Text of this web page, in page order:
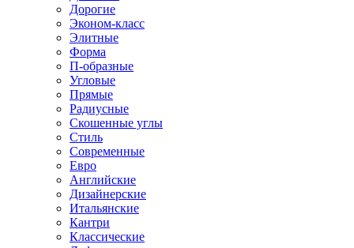
Дорогие
Эконом-класс
Элитные
Форма
П-образные
Угловые
Прямые
Радиусные
Скошенные углы
Стиль
Современные
Евро
Английские
Дизайнерские
Итальянские
Кантри
Классические